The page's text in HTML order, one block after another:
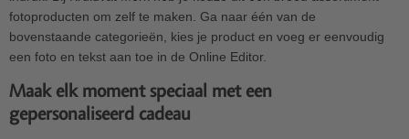
fotoproducten om zelf te maken. Ga naar één van de
bovenstaande categorieën, kies je product en voeg er eenvoudig
een foto en tekst aan toe in de Online Editor.
Maak elk moment speciaal met een
gepersonaliseerd cadeau